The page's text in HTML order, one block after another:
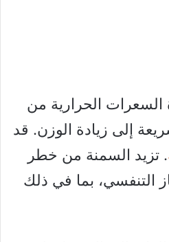
الحرارية من
إلى زيادة الوزن. قد
. تزيد السمنة من خطر
التنفسي، بما في ذلك